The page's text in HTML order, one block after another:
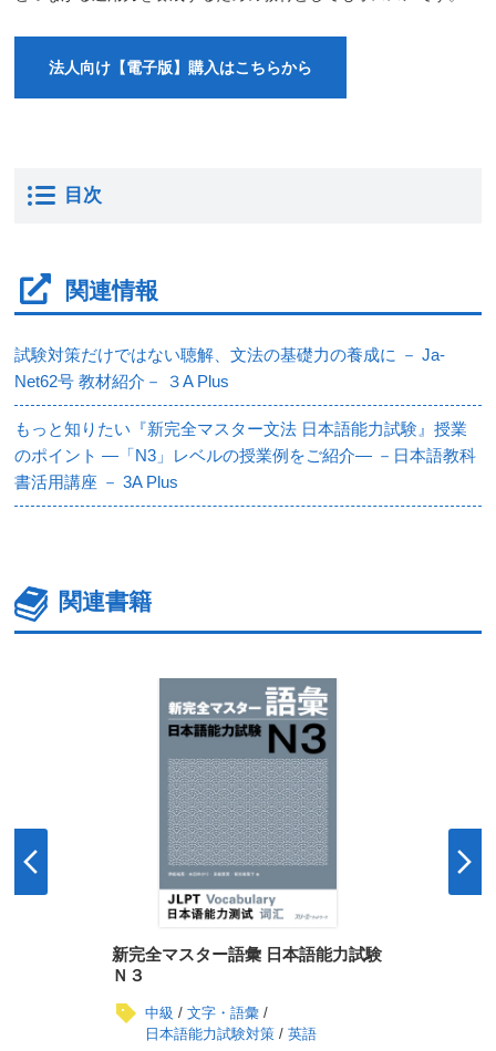
法人向け【電子版】購入はこちらから
目次
関連情報
試験対策だけではない聴解、文法の基礎力の養成に － Ja-
Net62号 教材紹介－ ３A Plus
もっと知りたい『新完全マスター文法 日本語能力試験』授業
のポイント ―「N3」レベルの授業例をご紹介― －日本語教科
書活用講座 － 3A Plus
関連書籍
新完全マスター語彙 日本語能力試験
Ｎ３
中級
文字・語彙
日本語能力試験対策
英語